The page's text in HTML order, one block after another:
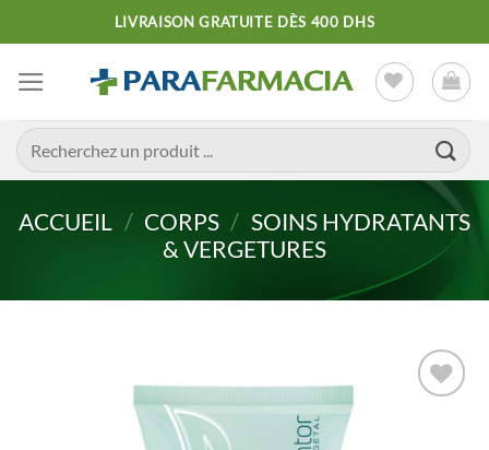
au
contenu
LIVRAISON GRATUITE DÈS 400 DHS
Recherche
pour :
ACCUEIL / CORPS / SOINS HYDRATANTS
& VERGETURES